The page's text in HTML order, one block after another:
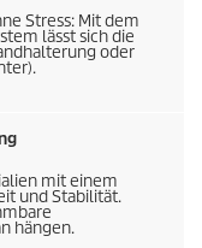
Stress: Mit dem
lässt sich die
oder
mit einem
und Stabilität.
hängen.